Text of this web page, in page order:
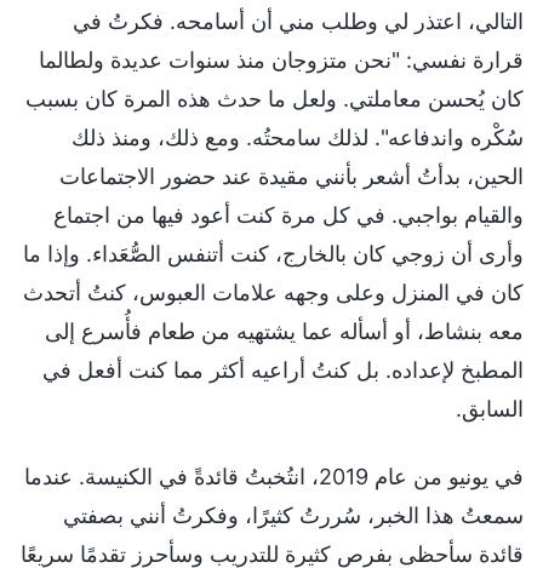
التالي، اعتذر لي وطلب مني أن أسامحه. فكرتُ في
قرارة نفسي: "نحن متزوجان منذ سنوات عديدة ولطالما
كان يُحسن معاملتي. ولعل ما حدث هذه المرة كان بسبب
سُكْره واندفاعه". لذلك سامحتُه. ومع ذلك، ومنذ ذلك
الحين، بدأتُ أشعر بأنني مقيدة عند حضور الاجتماعات
والقيام بواجبي. في كل مرة كنت أعود فيها من اجتماع
وأرى أن زوجي كان بالخارج، كنت أتنفس الصُّعَداء. وإذا ما
كان في المنزل وعلى وجهه علامات العبوس، كنتُ أتحدث
معه بنشاط، أو أسأله عما يشتهيه من طعام فأُسرع إلى
المطبخ لإعداده. بل كنتُ أراعيه أكثر مما كنت أفعل في
السابق.
في يونيو من عام 2019، انتُخبتُ قائدةً في الكنيسة. عندما
سمعتُ هذا الخبر، سُررتُ كثيرًا، وفكرتُ أنني بصفتي
قائدة سأحظى بفرص كثيرة للتدريب وسأحرز تقدمًا سريعًا